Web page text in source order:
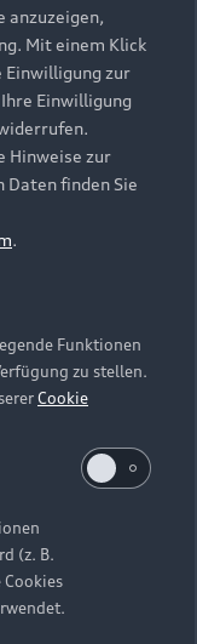
Anordnung der
auf dieser
anzuzeigen,
Mit einem Klick
Einwilligung zur
Einwilligung
Hinweise zur
Daten finden Sie
.
Funktionen
zu stellen.
Cookie
(z. B.
Cookies